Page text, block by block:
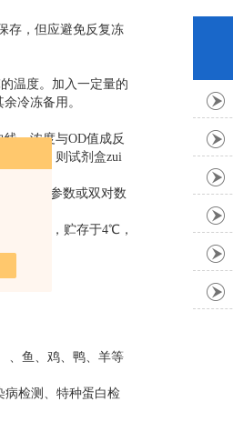
存，但应避免反复冻
温度。加入一定量的
冷冻备用。
。浓度与OD值成反
稀释，则试剂盒zui
归、四参数或双对数
封起来，贮存于4℃，
、鱼、鸡、鸭、羊等
病检测、特种蛋白检